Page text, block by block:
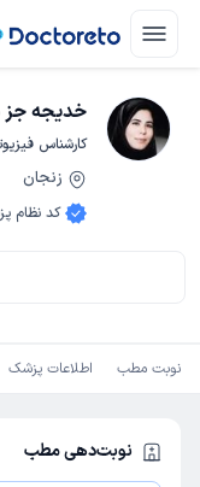
خدیجه جز
کارشناس
زنجان
کد نظام
نوبت مطب اطلاعات پزشک
نوبت‌دهی مطب